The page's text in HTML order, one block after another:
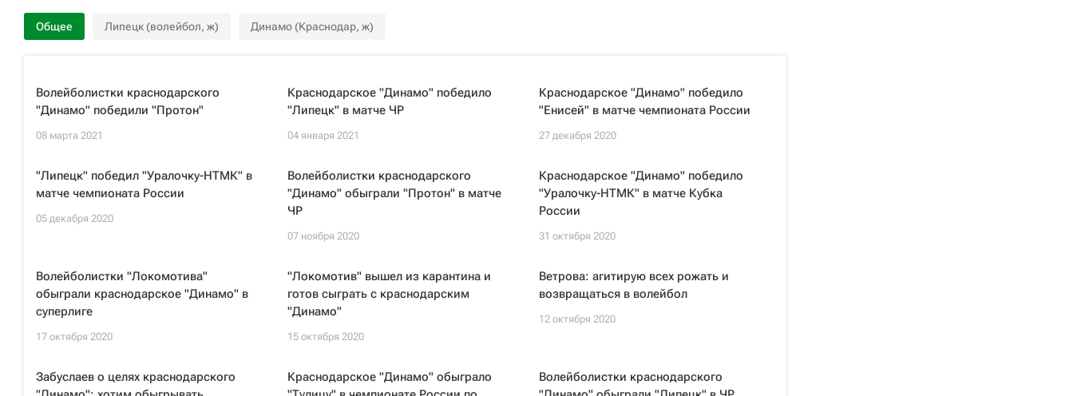
Общее Липецк (волейбол, ж) Динамо (Краснодар, ж)
Волейболистки краснодарского
"Динамо" победили "Протон"
08 марта 2021
Краснодарское "Динамо" победило
"Липецк" в матче ЧР
04 января 2021
Краснодарское "Динамо" победило
"Енисей" в матче чемпионата России
27 декабря 2020
"Липецк" победил "Уралочку-НТМК" в
матче чемпионата России
05 декабря 2020
Волейболистки краснодарского
"Динамо" обыграли "Протон" в матче
ЧР
07 ноября 2020
Краснодарское "Динамо" победило
"Уралочку-НТМК" в матче Кубка
России
31 октября 2020
Волейболистки "Локомотива"
обыграли краснодарское "Динамо" в
суперлиге
17 октября 2020
"Локомотив" вышел из карантина и
готов сыграть с краснодарским
"Динамо"
15 октября 2020
Ветрова: агитирую всех рожать и
возвращаться в волейбол
12 октября 2020
Забуслаев о целях краснодарского
Краснодарское "Динамо" обыграло
Волейболистки краснодарского